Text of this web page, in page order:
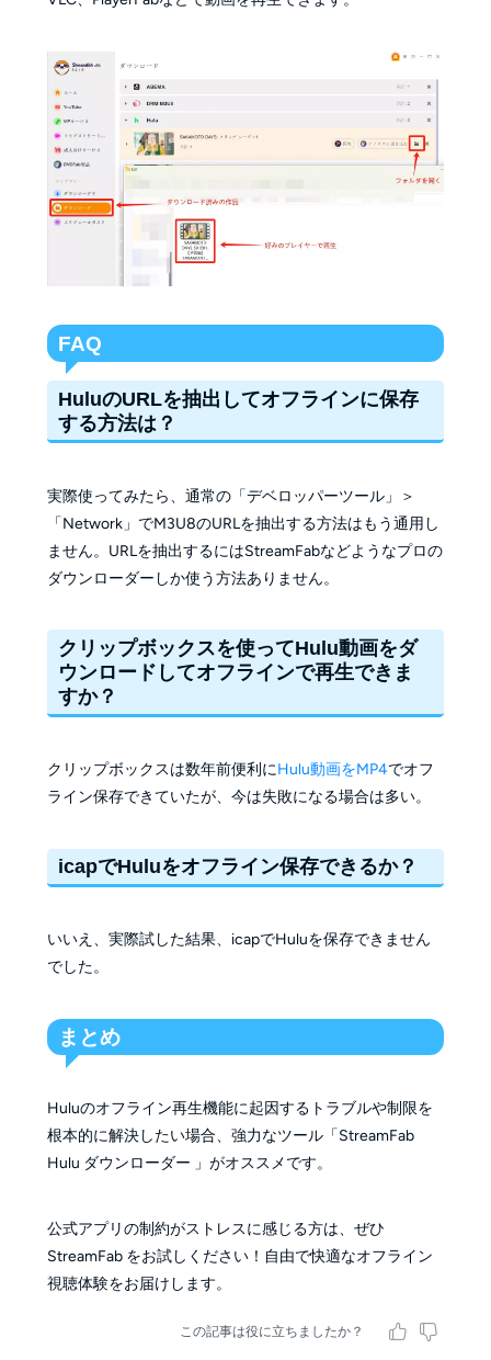
FAQ
HuluのURLを抽出してオフラインに保存
する方法は？
実際使ってみたら、通常の「デベロッパーツール」＞
「Network」でM3U8のURLを抽出する方法はもう通用し
ません。URLを抽出するにはStreamFabなどようなプロの
ダウンローダーしか使う方法ありません。
クリップボックスを使ってHulu動画をダ
ウンロードしてオフラインで再生できま
すか？
クリップボックスは数年前便利にHulu動画をMP4でオフ
ライン保存できていたが、今は失敗になる場合は多い。
icapでHuluをオフライン保存できるか？
いいえ、実際試した結果、icapでHuluを保存できません
でした。
まとめ
Huluのオフライン再生機能に起因するトラブルや制限を
根本的に解決したい場合、強力なツール「StreamFab
Hulu ダウンローダー 」がオススメです。
公式アプリの制約がストレスに感じる方は、ぜひ
StreamFab をお試しください！自由で快適なオフライン
視聴体験をお届けします。
この記事は役に立ちましたか？